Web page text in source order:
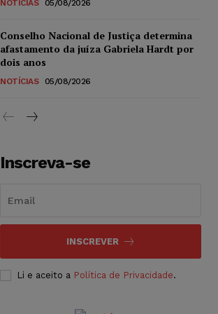
NOTÍCIAS 05/08/2026
Conselho Nacional de Justiça determina
afastamento da juíza Gabriela Hardt por
dois anos
NOTÍCIAS 05/08/2026
Inscreva-se
INSCREVER
Li e aceito a Política de Privacidade.